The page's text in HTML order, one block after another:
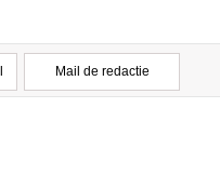
Mail de redactie